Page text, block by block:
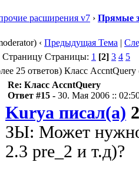
расширения v7 › Прямые
‹ Предыдущая Тема |
Страницы: 1 [2] 3 4 5
Класс AccntQuery
Re: Класс AccntQuery
Ответ #15 - 30. Мая 2006 ::
Kurya писал(а)
ЗЫ: Может нужно
2.3 pre_2 и т.д)?